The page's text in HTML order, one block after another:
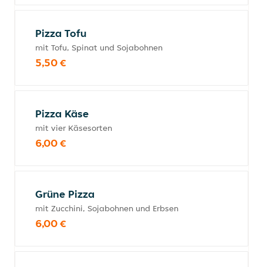
Pizza Tofu
mit Tofu, Spinat und Sojabohnen
5,50 €
Pizza Käse
mit vier Käsesorten
6,00 €
Grüne Pizza
mit Zucchini, Sojabohnen und Erbsen
6,00 €